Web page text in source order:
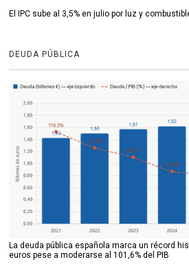
El IPC sube al 3,5% en julio por luz y
DEUDA PÚBLICA
La deuda pública española marca un récord
euros pese a moderarse al 101,6% del PIB